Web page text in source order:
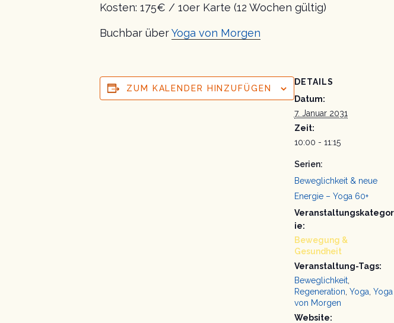
Kosten: 175€ / 10er Karte (12 Wochen gültig)
Buchbar überYoga von Morgen
ZUM KALENDER HINZUFÜGEN
DETAILS
Datum:
7. Januar 2031
Zeit:
10:00 - 11:15
Serien:
Beweglichkeit & neue
Energie – Yoga 60+
Veranstaltungskategor
ie:
Bewegung &
Gesundheit
Veranstaltung-Tags:
Beweglichkeit,
Regeneration Yoga Yoga
von Morgen
Website: